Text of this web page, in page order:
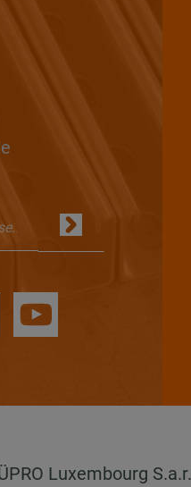
Luxembourg